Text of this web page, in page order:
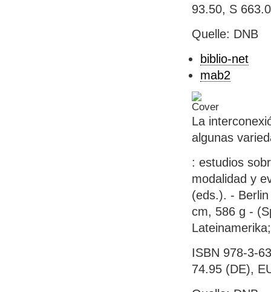
93.50, S
Quelle: DNB
biblio-net
mab2
La
algunas
: estudios
modalidad y
(eds.). -
cm, 586 g -
ISBN 978-3-
74.95 (DE),